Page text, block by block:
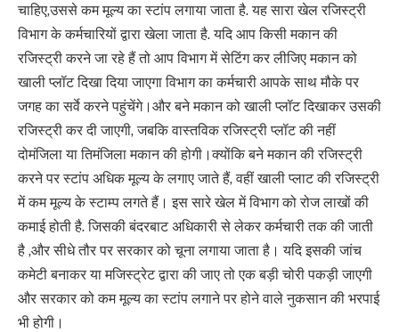
चाहिए,उससे कम मूल्य का स्टांप लगाया जाता है. यह सारा खेल रजिस्ट्री
विभाग के कर्मचारियों द्वारा खेला जाता है. यदि आप किसी मकान की
रजिस्ट्री करने जा रहे हैं तो आप विभाग में सेटिंग कर लीजिए मकान को
खाली प्लॉट दिखा दिया जाएगा विभाग का कर्मचारी आपके साथ मौके पर
जगह का सर्वे करने पहुंचेंगे।और बने मकान को खाली प्लॉट दिखाकर उसकी
रजिस्ट्री कर दी जाएगी, जबकि वास्तविक रजिस्ट्री प्लॉट की नहीं
दोमंजिला या तिमंजिला मकान की होगी।क्योंकि बने मकान की रजिस्ट्री
करने पर स्टांप अधिक मूल्य के लगाए जाते हैं, वहीं खाली प्लाट की रजिस्ट्री
में कम मूल्य के स्टाम्प लगते हैं। इस सारे खेल में विभाग को रोज लाखों की
कमाई होती है. जिसकी बंदरबाट अधिकारी से लेकर कर्मचारी तक की जाती
है ,और सीधे तौर पर सरकार को चूना लगाया जाता है। यदि इसकी जांच
कमेटी बनाकर या मजिस्ट्रेट द्वारा की जाए तो एक बड़ी चोरी पकड़ी जाएगी
और सरकार को कम मूल्य का स्टांप लगाने पर होने वाले नुकसान की भरपाई
भी होगी।